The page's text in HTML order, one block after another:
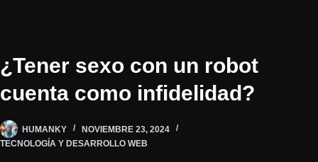
¿Tener sexo con un robot
cuenta como infidelidad?
HUMANKY
NOVIEMBRE 23, 2024
TECNOLOGÍA Y DESARROLLO WEB